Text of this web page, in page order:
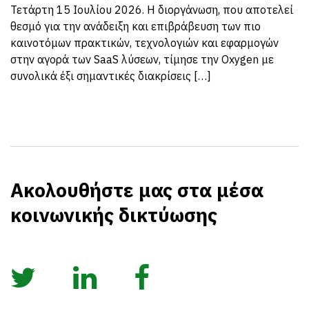
Τετάρτη 15 Ιουλίου 2026. Η διοργάνωση, που αποτελεί
θεσμό για την ανάδειξη και επιβράβευση των πιο
καινοτόμων πρακτικών, τεχνολογιών και εφαρμογών
στην αγορά των SaaS λύσεων, τίμησε την Oxygen με
συνολικά έξι σημαντικές διακρίσεις […]
Ακολουθήστε μας στα μέσα
κοινωνικής δικτύωσης